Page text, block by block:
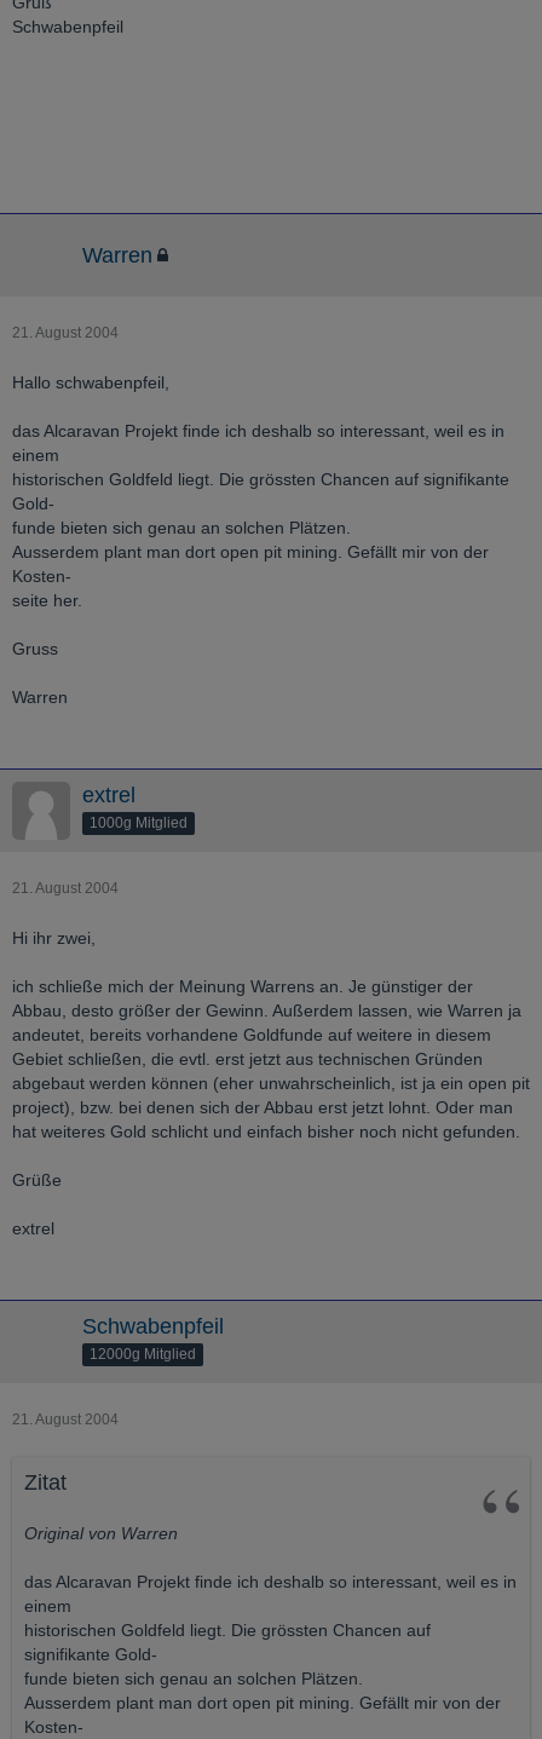
Schwabenpfeil
Warren
21. August 2004
Hallo schwabenpfeil,
das Alcaravan Projekt finde ich deshalb so interessant, weil es in
einem
historischen Goldfeld liegt. Die grössten Chancen auf signifikante
Gold-
funde bieten sich genau an solchen Plätzen.
Ausserdem plant man dort open pit mining. Gefällt mir von der
Kosten-
seite her.
Gruss
Warren
extrel
1000g Mitglied
21. August 2004
Hi ihr zwei,
ich schließe mich der Meinung Warrens an. Je günstiger der
Abbau, desto größer der Gewinn. Außerdem lassen, wie Warren ja
andeutet, bereits vorhandene Goldfunde auf weitere in diesem
Gebiet schließen, die evtl. erst jetzt aus technischen Gründen
abgebaut werden können (eher unwahrscheinlich, ist ja ein open pit
project), bzw. bei denen sich der Abbau erst jetzt lohnt. Oder man
hat weiteres Gold schlicht und einfach bisher noch nicht gefunden.
Grüße
extrel
Schwabenpfeil
12000g Mitglied
21. August 2004
Zitat
Original von Warren
das Alcaravan Projekt finde ich deshalb so interessant, weil es in
einem
historischen Goldfeld liegt. Die grössten Chancen auf
signifikante Gold-
funde bieten sich genau an solchen Plätzen.
Ausserdem plant man dort open pit mining. Gefällt mir von der
Kosten-